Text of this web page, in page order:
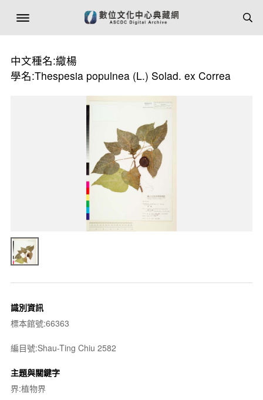
中文種名:繖楊
學名:Thespesia populnea (L.) Solad. ex Correa
識別資訊
標本館號:66363
編目號:Shau-Ting Chiu 2582
主題與關鍵字
界:植物界